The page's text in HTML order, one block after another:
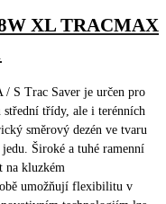
XL TRACMAX
S Trac Saver je určen pro
třídy, ale i terénních
směrový dezén ve tvaru
Široké a tuhé ramenní
na kluzkém
umožňují flexibilitu v